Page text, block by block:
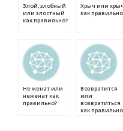
Злой, злобный
или злостный
как правильно?
Хрыч или
как
Не женат или
неженат как
правильно?
Возвратится
или
возвратиться
как